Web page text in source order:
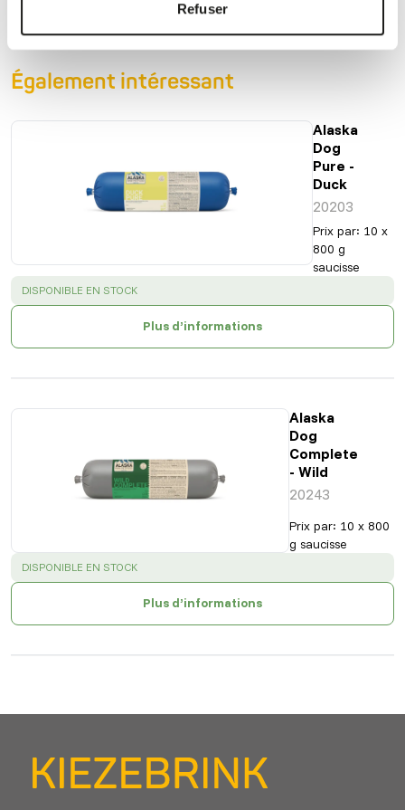
Refuser
Également intéressant
Alaska
Dog
Pure -
Duck
20203
Prix par: 10 x
800 g
saucisse
SUCCESS:
DISPONIBLE EN STOCK
Plus d’informations
Alaska
Dog
Complete
- Wild
20243
Prix par: 10 x 800
g saucisse
SUCCESS:
DISPONIBLE EN STOCK
Plus d’informations